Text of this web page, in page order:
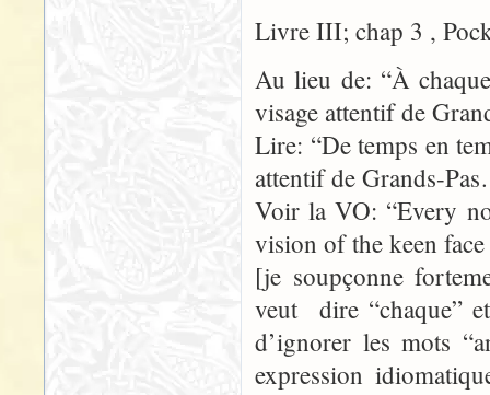
Livre III; chap 3 ,
Au lieu de: “À
visage attentif de
Lire: “De temps en
attentif de Grands-
Voir la VO: “Every
vision of the keen
[je soupçonne
veut dire “chaque”
d’ignorer les mots
expression